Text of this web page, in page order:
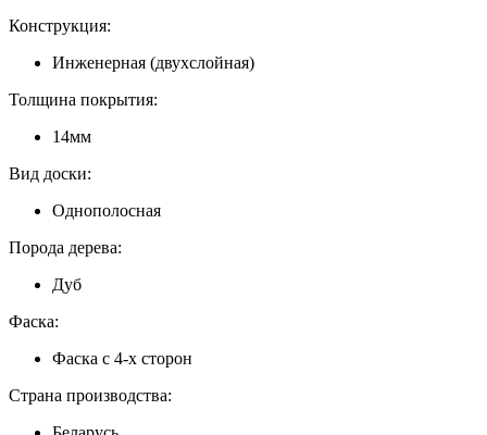
Конструкция:
Инженерная (двухслойная)
Толщина покрытия:
14мм
Вид доски:
Однополосная
Порода дерева:
Дуб
Фаска:
Фаска с 4-х сторон
Страна производства: